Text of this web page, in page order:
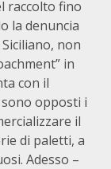
raccolto fino
la denuncia
non
in
con il
opposti i
il
di paletti, a
Adesso –